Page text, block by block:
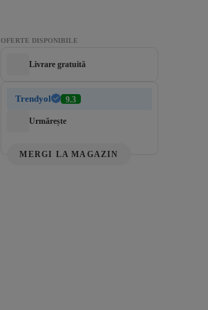
OFERTE DISPONIBILE
Livrare gratuită
Trendyol 9.3
Urmărește
MERGI LA MAGAZIN